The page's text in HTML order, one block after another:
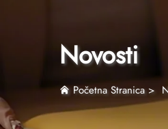
Novosti
Početna Stranica>